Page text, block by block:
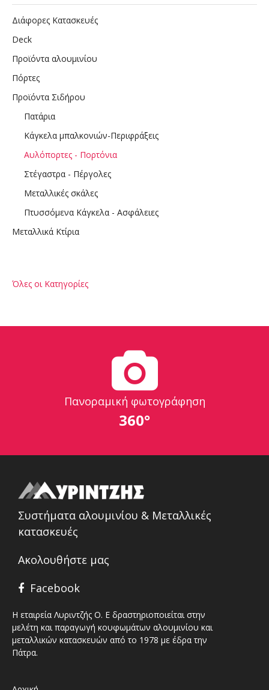
Διάφορες Κατασκευές
Deck
Προϊόντα αλουμινίου
Πόρτες
Προϊόντα Σιδήρου
Πατάρια
Κάγκελα μπαλκονιών-Περιφράξεις
Αυλόπορτες - Πορτόνια
Στέγαστρα - Πέργολες
Μεταλλικές σκάλες
Πτυσσόμενα Κάγκελα - Ασφάλειες
Μεταλλικά Κτίρια
Όλες οι Κατηγορίες
Πανοραμική φωτογράφηση
360°
Συστήματα αλουμινίου & Μεταλλικές
κατασκευές
Ακολουθήστε μας
Facebook
Η εταιρεία Λυριντζής Ο. Ε δραστηριοποιείται στην
μελέτη και παραγωγή κουφωμάτων αλουμινίου και
μεταλλικών κατασκευών από το 1978 με έδρα την
Πάτρα.